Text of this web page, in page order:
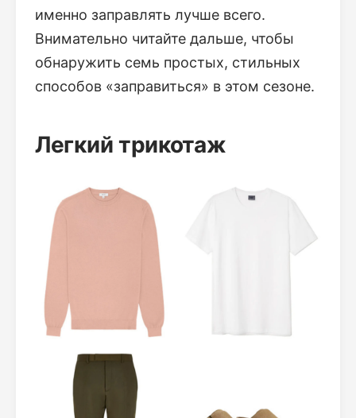
именно заправлять лучше всего.
Внимательно читайте дальше, чтобы
обнаружить семь простых, стильных
способов «заправиться» в этом сезоне.
Легкий трикотаж